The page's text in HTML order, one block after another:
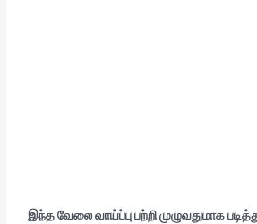
இந்த வேலை வாய்ப்பு பற்றி முழுவதுமாக